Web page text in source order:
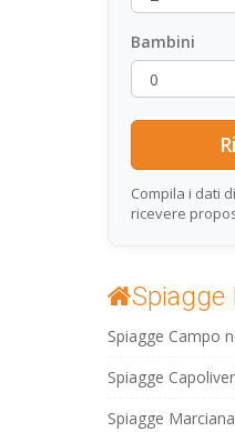
Bambini
Compila i dati
ricevere
Spiagge
Spiagge Campo
Spiagge
Spiagge Marciana